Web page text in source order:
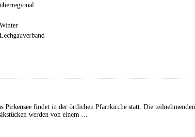
überregional
Winter
Lechgauverband
Pirkensee findet in der örtlichen Pfarrkirche statt. Die teilnehmenden
werden von einem …